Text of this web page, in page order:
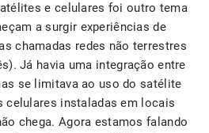
e celulares foi outro tema
a surgir experiências de
chamadas redes não terrestres
Já havia uma integração entre
se limitava ao uso do satélite
celulares instaladas em locais
chega. Agora estamos falando